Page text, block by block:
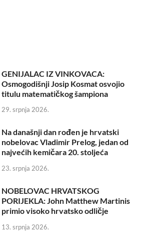
GENIJALAC IZ VINKOVACA:
Osmogodišnji Josip Kosmat osvojio
titulu matematičkog šampiona
29. srpnja 2026.
Na današnji dan rođen je hrvatski
nobelovac Vladimir Prelog, jedan od
najvećih kemičara 20. stoljeća
23. srpnja 2026.
NOBELOVAC HRVATSKOG
PORIJEKLA: John Matthew Martinis
primio visoko hrvatsko odličje
13. srpnja 2026.